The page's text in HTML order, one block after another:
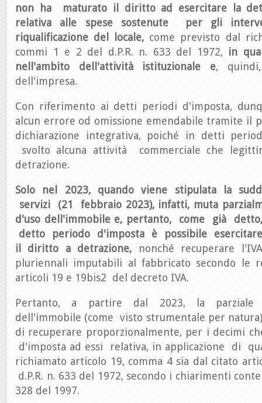
non ha maturato il diritto ad esercitare la
relativa alle spese sostenute per gli
riqualificazione del locale, come previsto dal
commi 1 e 2 del d.P.R. n. 633 del 1972,in
nell'ambito dell'attività istituzionale e,
dell'impresa.
Con riferimento ai detti periodi d'imposta,
alcun errore od omissione emendabile tramite il
dichiarazione integrativa, poiché in detti
svolto alcuna attività commerciale che
detrazione.
Solo nel 2023, quando viene stipulata la
servizi (21 febbraio 2023), infatti, muta
d'uso dell'immobile e, pertanto, come già
detto periodo d'imposta è possibile
il diritto a detrazione,
nonché recuperare
pluriennali imputabili al fabbricato secondo le
articoli 19 e 19­bis2 del decreto IVA.
Pertanto, a partire dal 2023, la parziale
dell'immobile (come visto strumentale per
di recuperare proporzionalmente, per i decimi
d'imposta ad essi relativa, in applicazione di
richiamato articolo 19, comma 4 sia dal citato
d.P.R. n. 633 del 1972, secondo i chiarimenti
328 del 1997.